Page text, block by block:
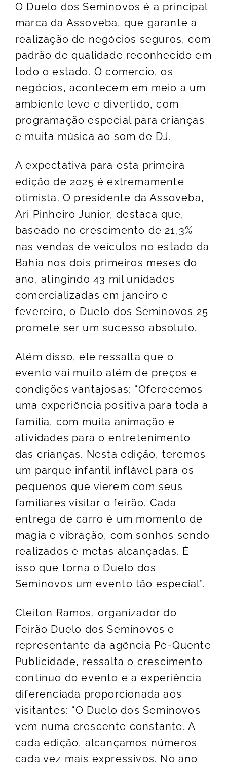
O Duelo dos Seminovos é a principal
marca da Assoveba, que garante a
realização de negócios seguros, com
padrão de qualidade reconhecido em
todo o estado. O comercio, os
negócios, acontecem em meio a um
ambiente leve e divertido, com
programação especial para crianças
e muita música ao som de DJ.
A expectativa para esta primeira
edição de 2025 é extremamente
otimista. O presidente da Assoveba,
Ari Pinheiro Junior, destaca que,
baseado no crescimento de 21,3%
nas vendas de veículos no estado da
Bahia nos dois primeiros meses do
ano, atingindo 43 mil unidades
comercializadas em janeiro e
fevereiro, o Duelo dos Seminovos 25
promete ser um sucesso absoluto.
Além disso, ele ressalta que o
evento vai muito além de preços e
condições vantajosas: “Oferecemos
uma experiência positiva para toda a
família, com muita animação e
atividades para o entretenimento
das crianças. Nesta edição, teremos
um parque infantil inflável para os
pequenos que vierem com seus
familiares visitar o feirão. Cada
entrega de carro é um momento de
magia e vibração, com sonhos sendo
realizados e metas alcançadas. É
isso que torna o Duelo dos
Seminovos um evento tão especial”.
Cleiton Ramos, organizador do
Feirão Duelo dos Seminovos e
representante da agência Pé-Quente
Publicidade, ressalta o crescimento
contínuo do evento e a experiência
diferenciada proporcionada aos
visitantes: “O Duelo dos Seminovos
vem numa crescente constante. A
cada edição, alcançamos números
cada vez mais expressivos. No ano